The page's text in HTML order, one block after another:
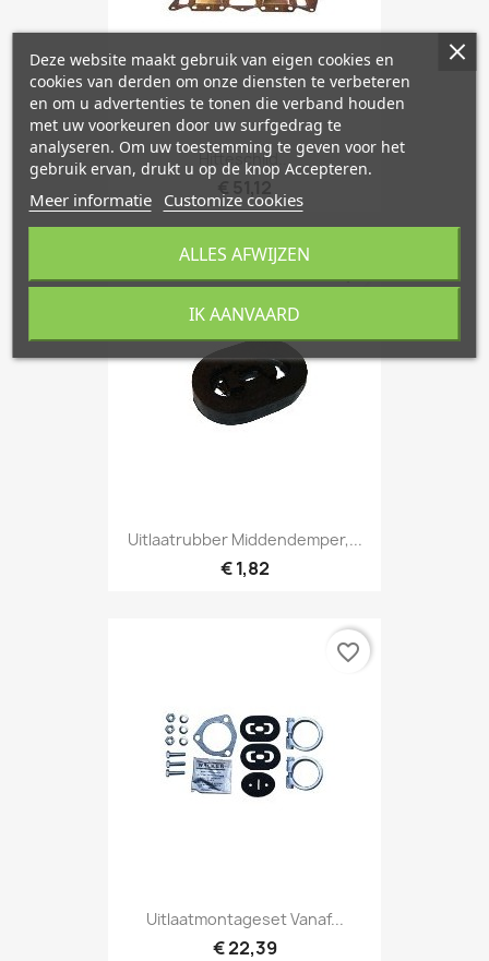
Hitteschild...
€ 51,12
Uitlaatrubber Middendemper,...
€ 1,82
Uitlaatmontageset Vanaf...
€ 22,39
favorite_border
Deze website maakt gebruik van eigen cookies en
cookies van derden om onze diensten te verbeteren
en om u advertenties te tonen die verband houden
met uw voorkeuren door uw surfgedrag te
analyseren. Om uw toestemming te geven voor het
gebruik ervan, drukt u op de knop Accepteren.
Meer informatie Customize cookies
ALLES AFWIJZEN
IK AANVAARD